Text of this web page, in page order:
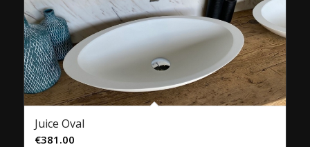
Juice Oval
€381.00